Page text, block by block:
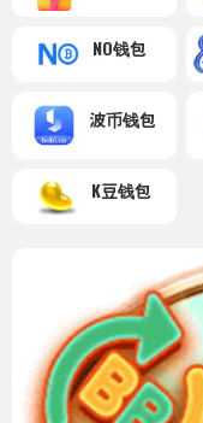
NO钱包
波币钱包
K豆钱包